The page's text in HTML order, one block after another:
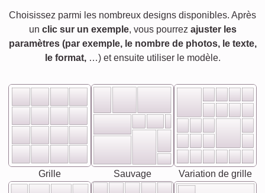
Choisissez parmi les nombreux designs disponibles. Après
un clic sur un exemple, vous pourrez ajuster les
paramètres (par exemple, le nombre de photos, le texte,
le format,…) et ensuite utiliser le modèle.
Grille Sauvage Variation de grille